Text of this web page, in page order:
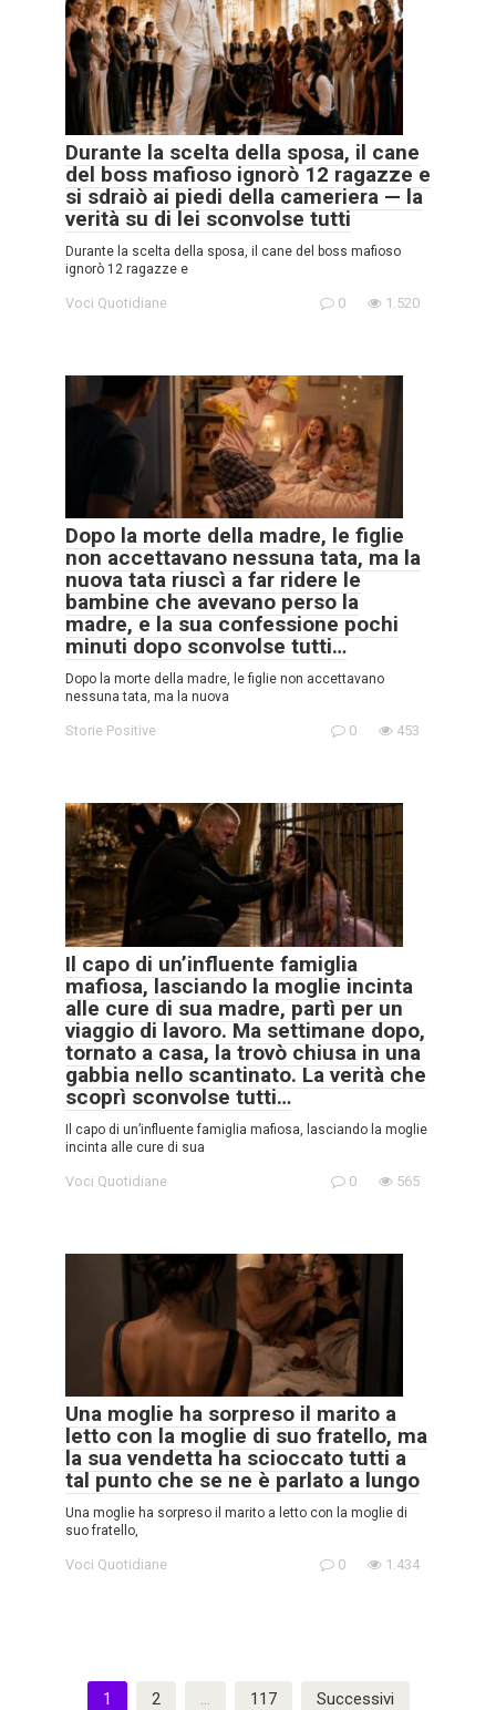
Durante la scelta della sposa, il cane
del boss mafioso ignorò 12 ragazze e
si sdraiò ai piedi della cameriera — la
verità su di lei sconvolse tutti
Durante la scelta della sposa, il cane del boss mafioso
ignorò 12 ragazze e
Voci Quotidiane 0 1.520
Dopo la morte della madre, le figlie
non accettavano nessuna tata, ma la
nuova tata riuscì a far ridere le
bambine che avevano perso la
madre, e la sua confessione pochi
minuti dopo sconvolse tutti…
Dopo la morte della madre, le figlie non accettavano
nessuna tata, ma la nuova
Storie Positive 0 453
Il capo di un’influente famiglia
mafiosa, lasciando la moglie incinta
alle cure di sua madre, partì per un
viaggio di lavoro. Ma settimane dopo,
tornato a casa, la trovò chiusa in una
gabbia nello scantinato. La verità che
scoprì sconvolse tutti…
Il capo di un’influente famiglia mafiosa, lasciando la moglie
incinta alle cure di sua
Voci Quotidiane 0 565
Una moglie ha sorpreso il marito a
letto con la moglie di suo fratello, ma
la sua vendetta ha scioccato tutti a
tal punto che se ne è parlato a lungo
Una moglie ha sorpreso il marito a letto con la moglie di
suo fratello,
Voci Quotidiane 0 1.434
Paginazione
1 2 … 117 Successivi